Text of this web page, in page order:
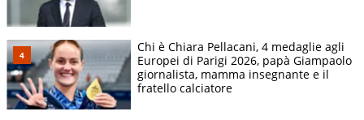
Chi è Chiara Pellacani, 4 medaglie agli
Europei di Parigi 2026, papà Giampaolo
giornalista, mamma insegnante e il
fratello calciatore